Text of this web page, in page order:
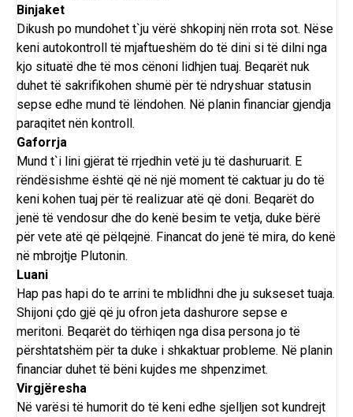
Binjaket
Dikush po mundohet t`ju vërë shkopinj nën rrota sot. Nëse
keni autokontroll të mjaftueshëm do të dini si të dilni nga
kjo situatë dhe të mos cënoni lidhjen tuaj. Beqarët nuk
duhet të sakrifikohen shumë për të ndryshuar statusin
sepse edhe mund të lëndohen. Në planin financiar gjendja
paraqitet nën kontroll.
Gaforrja
Mund t`i lini gjërat të rrjedhin vetë ju të dashuruarit. E
rëndësishme është që në një moment të caktuar ju do të
keni kohen tuaj për të realizuar atë që doni. Beqarët do
jenë të vendosur dhe do kenë besim te vetja, duke bërë
për vete atë që pëlqejnë. Financat do jenë të mira, do kenë
në mbrojtje Plutonin.
Luani
Hap pas hapi do te arrini te mblidhni dhe ju sukseset tuaja.
Shijoni çdo gjë që ju ofron jeta dashurore sepse e
meritoni. Beqarët do tërhiqen nga disa persona jo të
përshtatshëm për ta duke i shkaktuar probleme. Në planin
financiar duhet të bëni kujdes me shpenzimet.
Virgjëresha
Në varësi të humorit do të keni edhe sjelljen sot kundrejt